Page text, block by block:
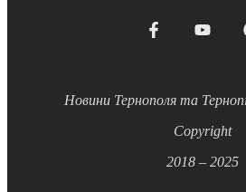
Новини Тернополя та
Copyright
2018 – 2025